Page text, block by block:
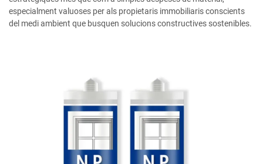
especialment valuoses per als propietaris immobiliaris conscients
del medi ambient que busquen solucions constructives sostenibles.